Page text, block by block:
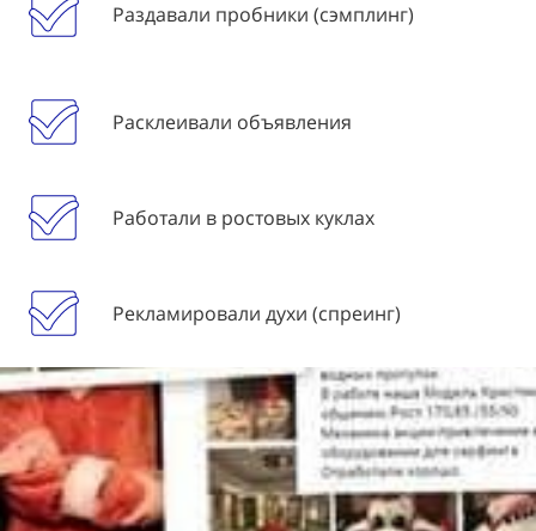
Раздавали пробники (сэмплинг)
Расклеивали объявления
Работали в ростовых куклах
Рекламировали духи (спреинг)